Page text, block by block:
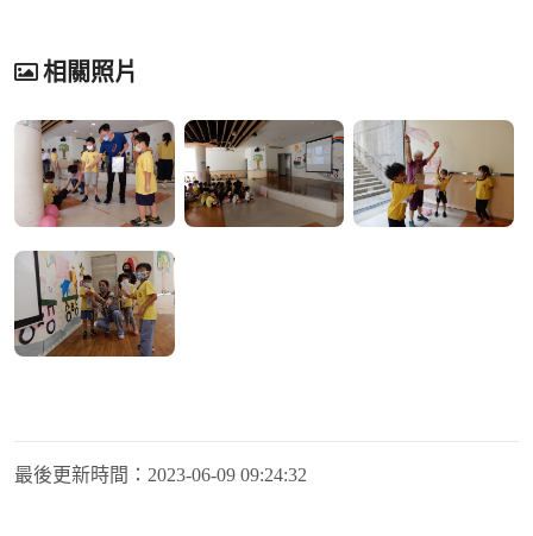
相關照片
最後更新時間： 2023-06-09 09:24:32